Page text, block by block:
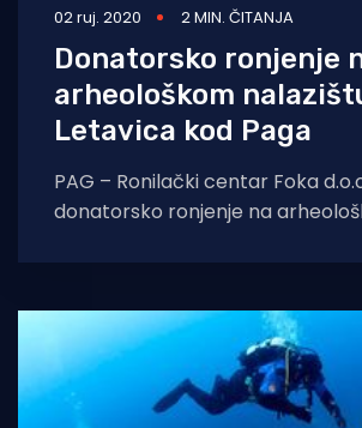
02 ruj. 2020 2 MIN. ČITANJA
Donatorsko ronjenje
arheološkom
Letavica kod Paga
PAG – Ronilački centar Foka
donatorsko ronjenje na
Pagu,